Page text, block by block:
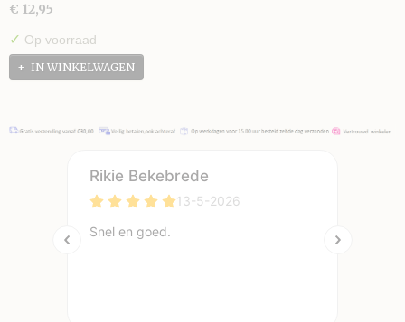
€ 12,95
✓ Op voorraad
IN WINKELWAGEN